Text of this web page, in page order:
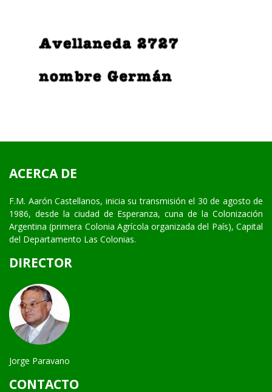
ACERCA DE
F.M. Aarón Castellanos, inicia su transmisión el 30 de agosto de
1986, desde la ciudad de Esperanza, cuna de la Colonización
Argentina (primera Colonia Agrícola organizada del País), Capital
del Departamento Las Colonias.
DIRECTOR
Jorge Paravano
CONTACTO